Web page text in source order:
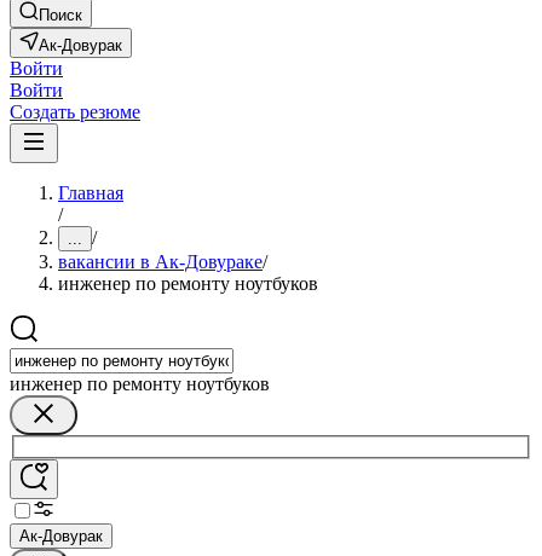
Поиск
Ак-Довурак
Войти
Войти
Создать резюме
Главная
/
... /
вакансии в Ак-Довураке/
инженер по ремонту ноутбуков
инженер по ремонту ноутбуков
Ак-Довурак